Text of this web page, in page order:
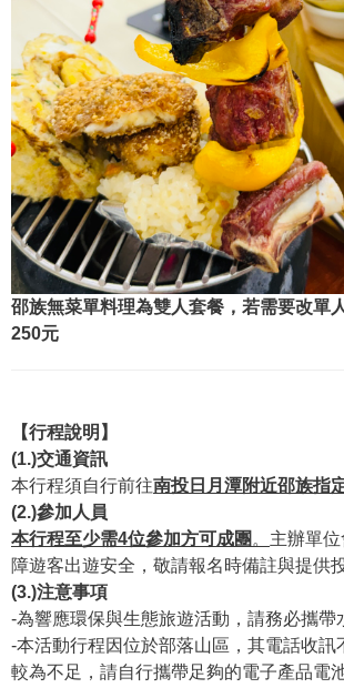
邵族無菜單料理為雙人套餐，若需要改單
250元
【行程說明】
(1.)交通資訊
本行程須自行前往南投日月潭附近邵族指
(2.)參加人員
本行程至少需4位參加方可成團 。 主辦單
障遊客出遊安全，敬請報名時備註與提供
(3.)注意事項
-為響應環保與生態旅遊活動，請務必攜帶
-本活動行程因位於部落山區，其電話收訊
較為不足，請自行攜帶足夠的電子產品電池